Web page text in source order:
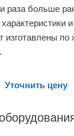
раза больше
изготавлены
Уточнить цену